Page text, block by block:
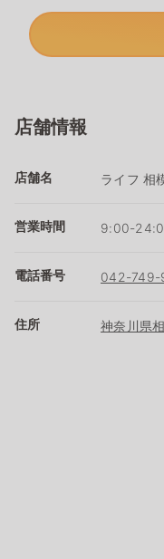
店舗情報
店舗名 ライフ 相
営業時間 9:00-
電話番号 042-749-
住所 神奈川県